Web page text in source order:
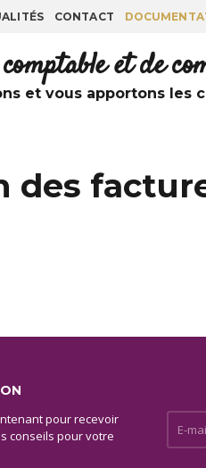
CONTACT
et de
et vous apportons les
pour recevoir
conseils pour votre